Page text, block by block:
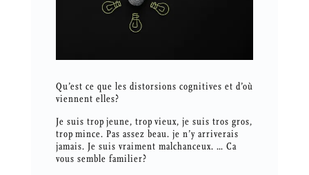
Qu’est ce que les distorsions cognitives et d’où
viennent elles?
Je suis trop jeune, trop vieux, je suis tros gros,
trop mince. Pas assez beau. je n’y arriverais
jamais. Je suis vraiment malchanceux. … Ca
vous semble familier?